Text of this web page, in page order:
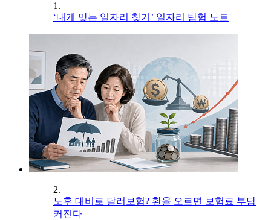
1.
‘내게 맞는 일자리 찾기’ 일자리 탐험 노트
2.
노후 대비로 달러보험? 환율 오르면 보험료 부담
커진다